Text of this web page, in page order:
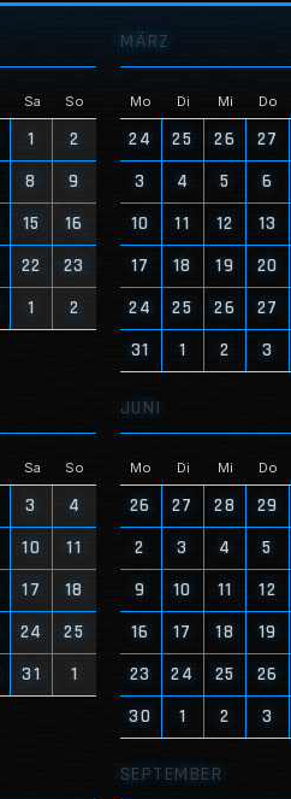
Sa So
1
2
8
9
15
16
22
23
1 2
MÄRZ
Mo Di Mi Do
24 25 26 27
3
4 5 6
10
11 12 13
17
18 19 20
24
25 26 27
31
1 2 3
Sa So
3
4
10
11
17
18
24
25
31 1
JUNI
Mo Di Mi Do
26 27 28 29
2
3 4 5
9
10 11 12
16
17 18 19
23
24 25 26
30
1 2 3
SEPTEMBER